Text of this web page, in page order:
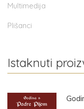
Multimedija
Plišanci
Istaknuti